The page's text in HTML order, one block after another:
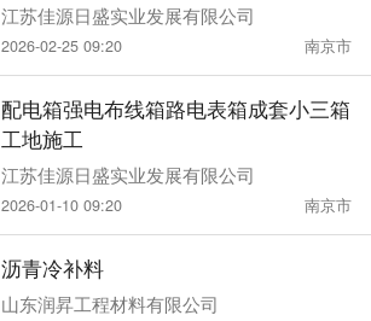
江苏佳源日盛实业发展有限公司
2026-02-25 09:20 南京市
配电箱强电布线箱路电表箱成套小三箱
工地施工
江苏佳源日盛实业发展有限公司
2026-01-10 09:20 南京市
沥青冷补料
山东润昇工程材料有限公司